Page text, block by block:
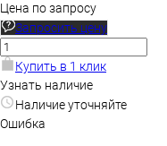
Цена по запросу
Запросить цену
Купить в 1 клик
Узнать наличие
Наличие уточняйте
Ошибка